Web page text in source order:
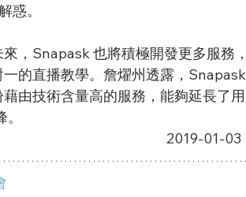
惑。
，Snapask 也將積極開發更多服務
的直播教學。詹燿州透露，
由技術含量高的服務，能夠延長了
另一波高峰。
                                                                                                     2019-01-03